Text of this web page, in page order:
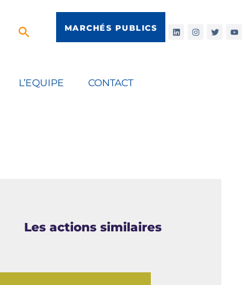
MARCHÉS PUBLICS
L’EQUIPE CONTACT
Les actions similaires